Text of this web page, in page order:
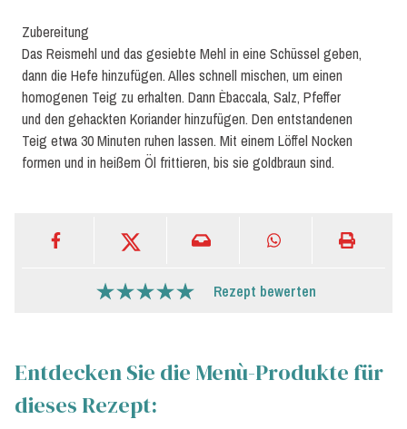
Zubereitung
Das Reismehl und das gesiebte Mehl in eine Schüssel geben,
dann die Hefe hinzufügen. Alles schnell mischen, um einen
homogenen Teig zu erhalten. Dann Èbaccala, Salz, Pfeffer
und den gehackten Koriander hinzufügen. Den entstandenen
Teig etwa 30 Minuten ruhen lassen. Mit einem Löffel Nocken
formen und in heißem Öl frittieren, bis sie goldbraun sind.
Rezept bewerten
Entdecken Sie die Menù-Produkte für
dieses Rezept: